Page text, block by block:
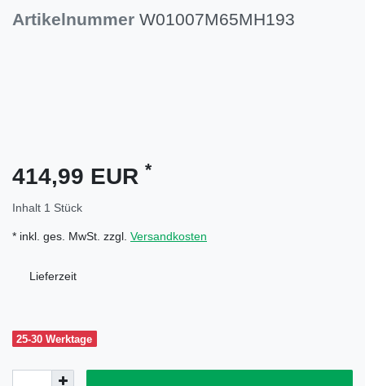
Artikelnummer W01007M65MH193
414,99 EUR *
Inhalt 1 Stück
* inkl. ges. MwSt. zzgl. Versandkosten
Lieferzeit
25-30 Werktage